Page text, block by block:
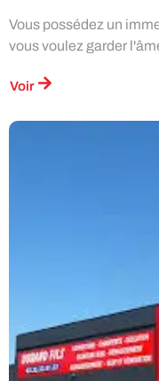
Vous possédez un
vous voulez garder
Voir